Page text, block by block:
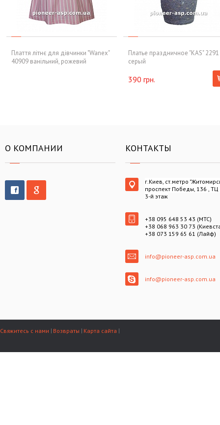
Плаття літнє для дівчинки "Wanex"
40909 ванільний, рожевий
Платье праздничное "KAS" 2291
серый
390 грн.
О КОМПАНИИ КОНТАКТЫ
г.Киев, ст.метро
проспект Победы, 136 , ТЦ
3-й этаж
+38 095 648 53 43 (МТС)
+38 068 963 30 73
+38 073 159 65 61 (Лайф)
info@pioneer-asp.com.ua
info@pioneer-asp.com.ua
Свяжитесь с нами Возвраты Карта сайта